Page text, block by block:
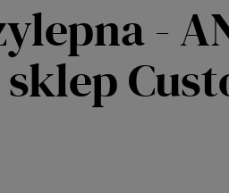
-
sklep